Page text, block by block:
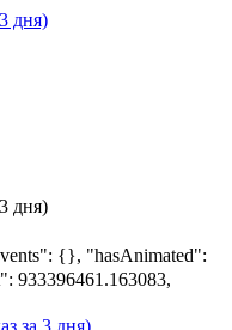
дня)
дня)
{}, "hasAnimated":
933396461.163083,
за 3 дня)